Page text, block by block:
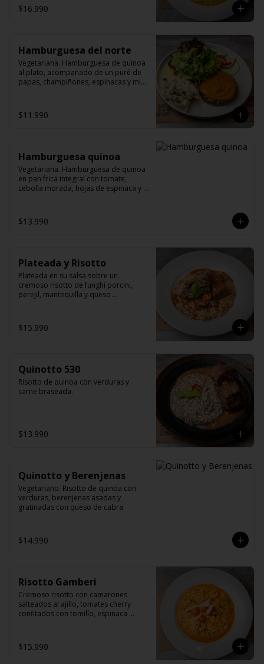
$16.990
Hamburguesa del norte
Vegetariana. Hamburguesa de quinoa
al plato, acompañado de un puré de
papas, champiñones, espinacas y mix
$11.990
Hamburguesa quinoa
Vegetariana. Hamburguesa de quinoa
en pan frica integral con tomate,
cebolla morada, hojas de espinaca y
$13.990
Plateada y Risotto
Plateada en su salsa sobre un
cremoso risotto de funghi porcini,
perejil, mantequilla y queso
$15.990
Quinotto 530
Risotto de quinoa con verduras y
carne braseada.
$13.990
Quinotto y Berenjenas
Vegetariano. Risotto de quinoa con
verduras, berenjenas asadas y
gratinadas con queso de cabra
$14.990
Risotto Gamberi
Cremoso risotto con camarones
salteados al ajillo, tomates cherry
confitados con tomillo, espinaca
$15.990